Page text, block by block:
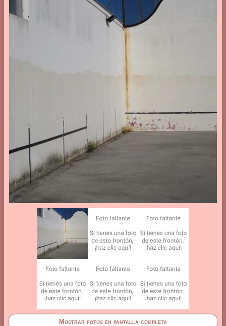
Mostrar fotos en pantalla completa